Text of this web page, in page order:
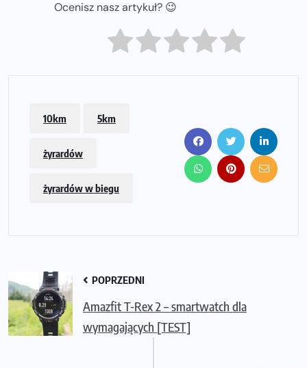
Ocenisz nasz artykuł? 😉
10km 5km
żyrardów
żyrardów w biegu
POPRZEDNI
Amazfit T-Rex 2 – smartwatch dla
wymagających [TEST]